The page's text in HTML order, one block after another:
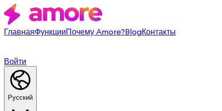
ГлавнаяФункцииПочему Amore?BlogКонтакты
Войти
Русский